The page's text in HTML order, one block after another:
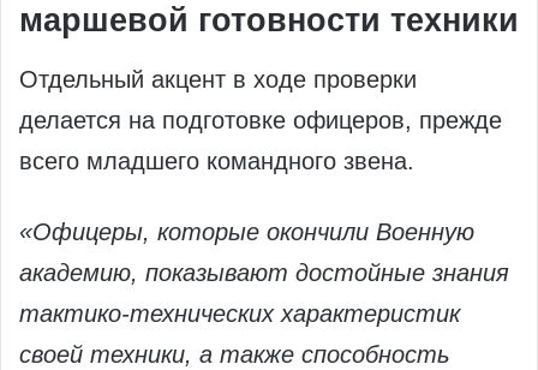
маршевой готовности техники
Отдельный акцент в ходе проверки
делается на подготовке офицеров, прежде
всего младшего командного звена.
«Офицеры, которые окончили Военную
академию, показывают достойные знания
тактико‑технических характеристик
своей техники, а также способность